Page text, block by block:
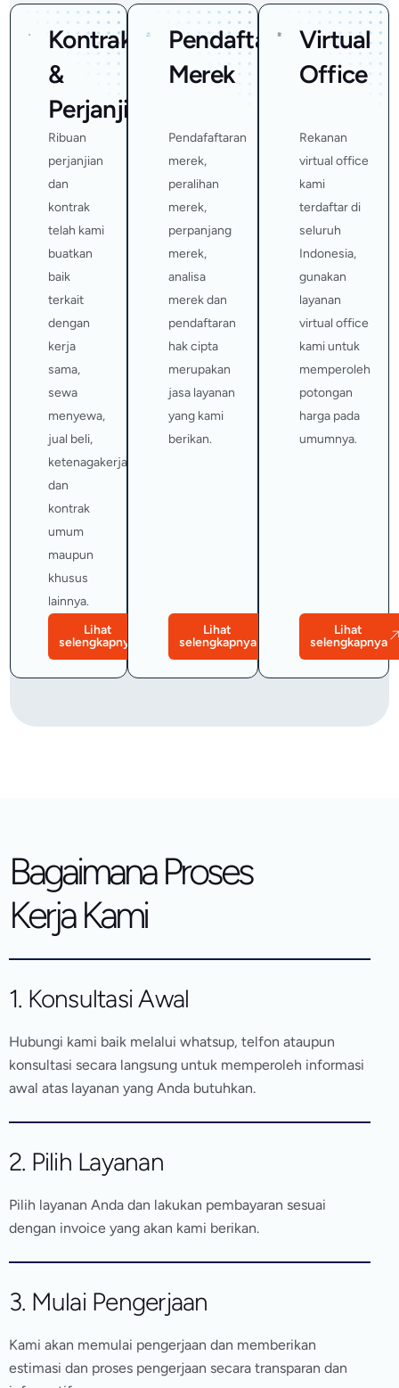
Kontrak
&
Perjanjian
Ribuan
perjanjian
dan
kontrak
telah kami
buatkan
baik
terkait
dengan
kerja
sama,
sewa
menyewa,
jual beli,
ketenagakerjaan
dan
kontrak
umum
maupun
khusus
lainnya.
Lihat
selengkapnya
Pendaftaran
Merek
Pendafaftaran
merek,
peralihan
merek,
perpanjang
merek,
analisa
merek dan
pendaftaran
hak cipta
merupakan
jasa layanan
yang kami
berikan.
Lihat
selengkapnya
Virtual
Office
Rekanan
virtual office
kami
terdaftar di
seluruh
Indonesia,
gunakan
layanan
virtual office
kami untuk
memperoleh
potongan
harga pada
umumnya.
Lihat
selengkapnya
Bagaimana Proses
Kerja Kami
1. Konsultasi Awal
Hubungi kami baik melalui whatsup, telfon ataupun
konsultasi secara langsung untuk memperoleh informasi
awal atas layanan yang Anda butuhkan.
2. Pilih Layanan
Pilih layanan Anda dan lakukan pembayaran sesuai
dengan invoice yang akan kami berikan.
3. Mulai Pengerjaan
Kami akan memulai pengerjaan dan memberikan
estimasi dan proses pengerjaan secara transparan dan